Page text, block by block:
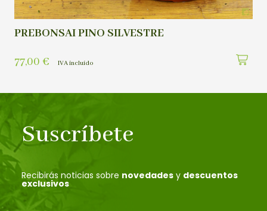
PREBONSAI PINO SILVESTRE
77,00 € IVA incluído
Suscríbete
Recibirás noticias sobre novedades y descuentos
exclusivos